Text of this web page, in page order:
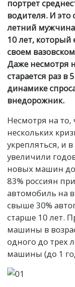
портрет
водителя. И
летний
10 лет,
своем
Даже несмотря
старается раз в
динамике
внедорожник.
Несмотря на
нескольких
укрепляться, и
увеличили
новых машин до
83% россиян
автомобиль на
свыше 30%
старше 10 лет.
машины в
одного до трех
машины (до 1